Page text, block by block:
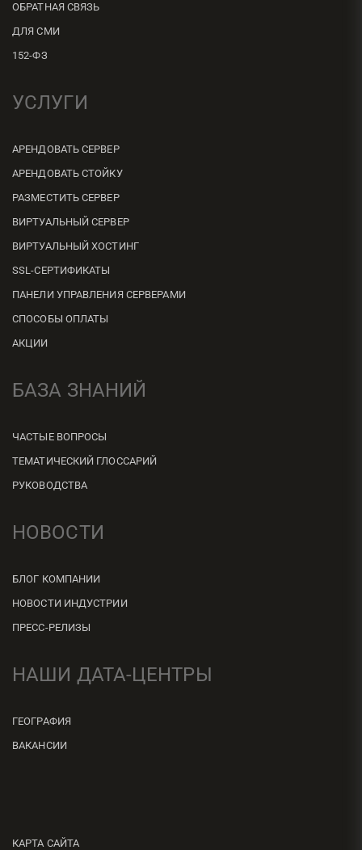
ОБРАТНАЯ СВЯЗЬ
ДЛЯ СМИ
152-ФЗ
УСЛУГИ
АРЕНДОВАТЬ СЕРВЕР
АРЕНДОВАТЬ СТОЙКУ
РАЗМЕСТИТЬ СЕРВЕР
ВИРТУАЛЬНЫЙ СЕРВЕР
ВИРТУАЛЬНЫЙ ХОСТИНГ
SSL-СЕРТИФИКАТЫ
ПАНЕЛИ УПРАВЛЕНИЯ СЕРВЕРАМИ
СПОСОБЫ ОПЛАТЫ
АКЦИИ
БАЗА ЗНАНИЙ
ЧАСТЫЕ ВОПРОСЫ
ТЕМАТИЧЕСКИЙ ГЛОССАРИЙ
РУКОВОДСТВА
НОВОСТИ
БЛОГ КОМПАНИИ
НОВОСТИ ИНДУСТРИИ
ПРЕСС-РЕЛИЗЫ
НАШИ ДАТА-ЦЕНТРЫ
ГЕОГРАФИЯ
ВАКАНСИИ
КАРТА САЙТА